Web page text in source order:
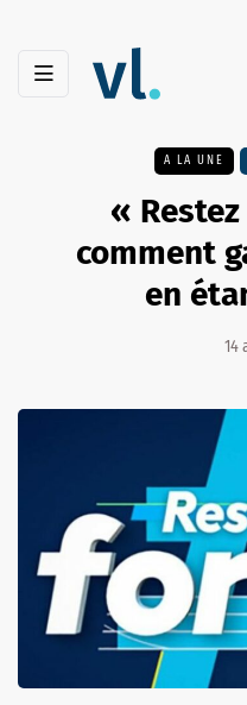
A LA UNE
«
comment
en
14